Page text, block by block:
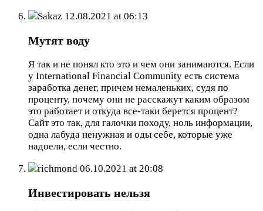
Sakaz 12.08.2021 at 06:13
Мутят воду
Я так и не понял кто это и чем они занимаются. Если
у International Financial Community есть система
заработка денег, причем немаленьких, судя по
проценту, почему они не расскажут каким образом
это работает и откуда все-таки берется процент?
Сайт это так, для галочки походу, ноль информации,
одна лабуда ненужная и оды себе, которые уже
надоели, если честно.
richmond 06.10.2021 at 20:08
Инвестировать нельзя